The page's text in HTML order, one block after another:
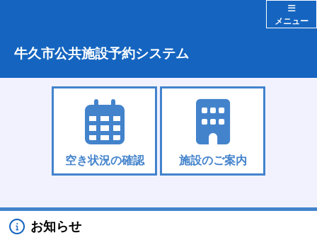
メニュー
牛久市公共施設予約システム
空き状況の確認 施設のご案内
お知らせ